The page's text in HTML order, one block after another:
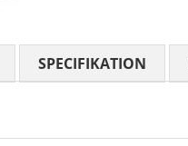
SPECIFIKATION